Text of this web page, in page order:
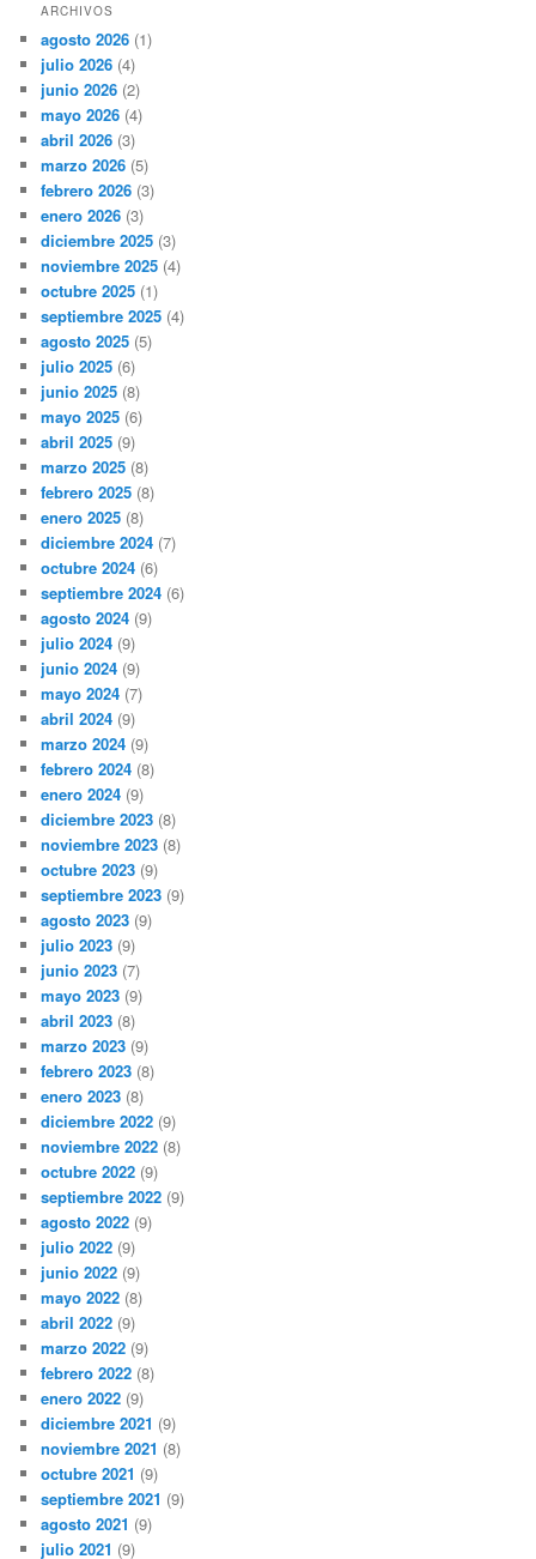
ARCHIVOS
agosto 2026 (1)
julio 2026 (4)
junio 2026 (2)
mayo 2026 (4)
abril 2026 (3)
marzo 2026 (5)
febrero 2026 (3)
enero 2026 (3)
diciembre 2025 (3)
noviembre 2025 (4)
octubre 2025 (1)
septiembre 2025 (4)
agosto 2025 (5)
julio 2025 (6)
junio 2025 (8)
mayo 2025 (6)
abril 2025 (9)
marzo 2025 (8)
febrero 2025 (8)
enero 2025 (8)
diciembre 2024 (7)
octubre 2024 (6)
septiembre 2024 (6)
agosto 2024 (9)
julio 2024 (9)
junio 2024 (9)
mayo 2024 (7)
abril 2024 (9)
marzo 2024 (9)
febrero 2024 (8)
enero 2024 (9)
diciembre 2023 (8)
noviembre 2023 (8)
octubre 2023 (9)
septiembre 2023 (9)
agosto 2023 (9)
julio 2023 (9)
junio 2023 (7)
mayo 2023 (9)
abril 2023 (8)
marzo 2023 (9)
febrero 2023 (8)
enero 2023 (8)
diciembre 2022 (9)
noviembre 2022 (8)
octubre 2022 (9)
septiembre 2022 (9)
agosto 2022 (9)
julio 2022 (9)
junio 2022 (9)
mayo 2022 (8)
abril 2022 (9)
marzo 2022 (9)
febrero 2022 (8)
enero 2022 (9)
diciembre 2021 (9)
noviembre 2021 (8)
octubre 2021 (9)
septiembre 2021 (9)
agosto 2021 (9)
julio 2021 (9)